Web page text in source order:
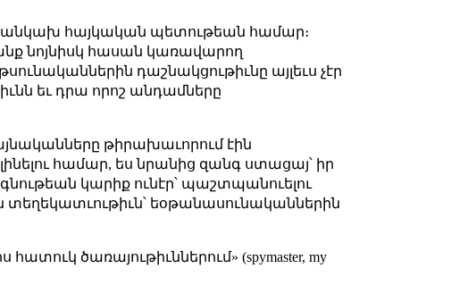
հայկական պետութեան համար։
նոյնիսկ հասան կառավարող
դաշնակցութիւնը այլեւս չէր
եւ դրա որոշ անդամները
թիրախաւորում էին
համար, ես նրանից զանգ ստացայ՝ իր
կարիք ունէր՝ պաշտպանուելու
տեղեկատւութիւն՝ եօթանասունականներին
ծառայութիւններում» (spymaster, my